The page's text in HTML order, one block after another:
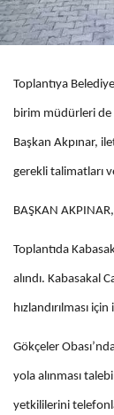
Toplantıya
birim müdürleri de
Başkan Akpınar,
gerekli talimatları
BAŞKAN
Toplantıda
alındı. Kabasakal
hızlandırılması
Gökçeler
yola alınması
yetkililerini